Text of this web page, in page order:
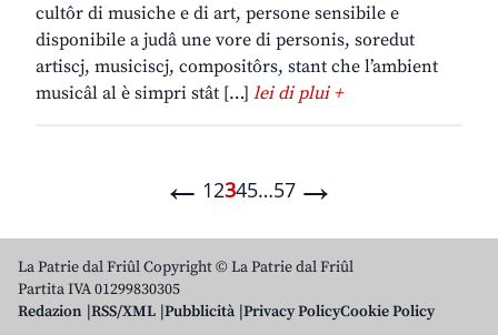
cultôr di musiche e di art, persone sensibile e
disponibile a judâ une vore di personis, soredut
artiscj, musiciscj, compositôrs, stant che l’ambient
musicâl al è simpri stât […] lei di plui +
← 12345…57 →
La Patrie dal Friûl Copyright © La Patrie dal Friûl
Partita IVA 01299830305
Redazion RSS/XML Pubblicità Privacy PolicyCookie Policy